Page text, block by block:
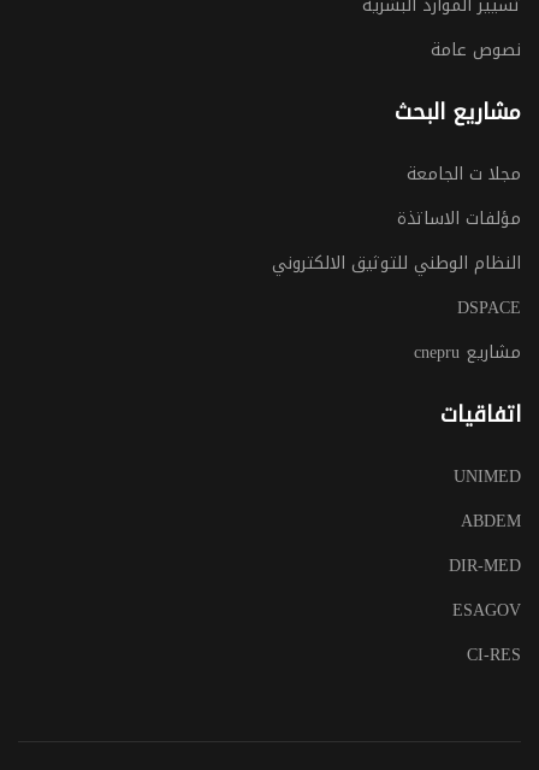
نصوص عامة
مشاريع البحث
مجلا ت الجامعة
مؤلفات الاساتذة
النظام الوطني للتوثيق الالكتروني
DSPACE
مشاريع cnepru
اتفاقيات
UNIMED
ABDEM
DIR-MED
ESAGOV
CI-RES